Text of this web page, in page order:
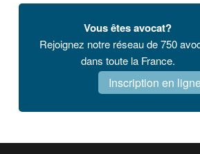
Vous êtes avocat?
Rejoignez notre réseau de 750
dans toute la France.
Inscription en